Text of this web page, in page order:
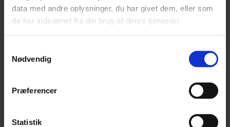
data med andre oplysninger, du har givet dem, eller som
de har indsamlet fra din brug af deres tjenester.
Nødvendig
Præferencer
Statistik
En nyudgivet biografi om den tyske tenor Jonas Kaufmann er fup
og fidus.